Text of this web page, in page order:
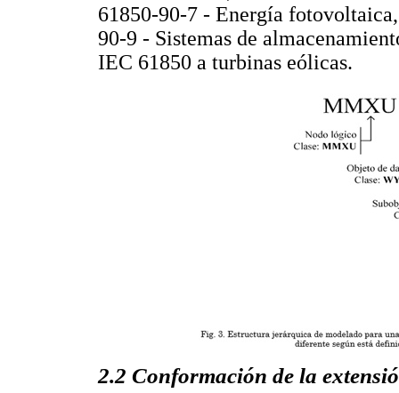
61850-90-7 - Energía
90-9 - Sistemas de
IEC 61850 a turbinas eólicas.
2.2 Conformación de la